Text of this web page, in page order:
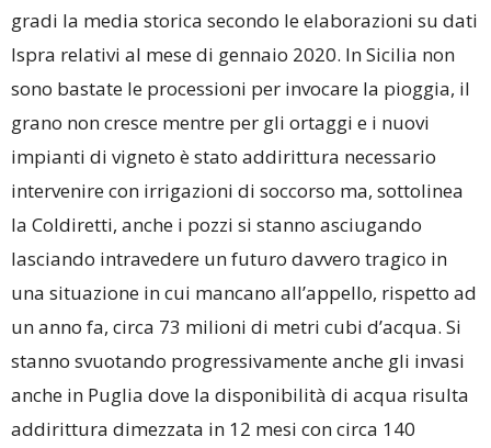
gradi la media storica secondo le elaborazioni su dati
Ispra relativi al mese di gennaio 2020. In Sicilia non
sono bastate le processioni per invocare la pioggia, il
grano non cresce mentre per gli ortaggi e i nuovi
impianti di vigneto è stato addirittura necessario
intervenire con irrigazioni di soccorso ma, sottolinea
la Coldiretti, anche i pozzi si stanno asciugando
lasciando intravedere un futuro davvero tragico in
una situazione in cui mancano all’appello, rispetto ad
un anno fa, circa 73 milioni di metri cubi d’acqua. Si
stanno svuotando progressivamente anche gli invasi
anche in Puglia dove la disponibilità di acqua risulta
addirittura dimezzata in 12 mesi con circa 140